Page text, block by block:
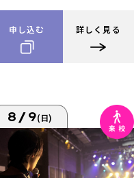
申し込む 詳しく見る
8/9(日)